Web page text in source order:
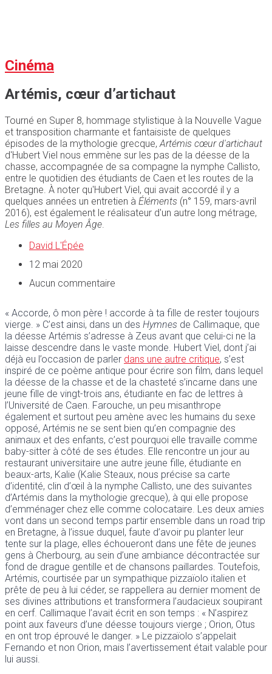
Cinéma
Artémis, cœur d’artichaut
Tourné en Super 8, hommage stylistique à la Nouvelle Vague
et transposition charmante et fantaisiste de quelques
épisodes de la mythologie grecque,Artémis cœur d'artichaut
d'Hubert Viel nous emmène sur les pas de la déesse de la
chasse, accompagnée de sa compagne la nymphe Callisto,
entre le quotidien des étudiants de Caen et les routes de la
Bretagne. À noter qu'Hubert Viel, qui avait accordé il y a
quelques années un entretien à Éléments (n° 159, mars-avril
2016), est également le réalisateur d'un autre long métrage,
Les filles au Moyen Âge.
David L'Épée
12 mai 2020
Aucun commentaire
« Accorde, ô mon père ! accorde à ta fille de rester toujours
vierge. » C’est ainsi, dans un des Hymnes de Callimaque, que
la déesse Artémis s’adresse à Zeus avant que celui-ci ne la
laisse descendre dans le vaste monde. Hubert Viel, dont j’ai
déjà eu l’occasion de parler dans une autre critique, s’est
inspiré de ce poème antique pour écrire son film, dans lequel
la déesse de la chasse et de la chasteté s’incarne dans une
jeune fille de vingt-trois ans, étudiante en fac de lettres à
l’Université de Caen. Farouche, un peu misanthrope
également et surtout peu amène avec les humains du sexe
opposé, Artémis ne se sent bien qu’en compagnie des
animaux et des enfants, c’est pourquoi elle travaille comme
baby-sitter à côté de ses études. Elle rencontre un jour au
restaurant universitaire une autre jeune fille, étudiante en
beaux-arts, Kalie (Kalie Steaux, nous précise sa carte
d’identité, clin d’œil à la nymphe Callisto, une des suivantes
d’Artémis dans la mythologie grecque), à qui elle propose
d’emménager chez elle comme colocataire. Les deux amies
vont dans un second temps partir ensemble dans un road trip
en Bretagne, à l’issue duquel, faute d’avoir pu planter leur
tente sur la plage, elles échoueront dans une fête de jeunes
gens à Cherbourg, au sein d’une ambiance décontractée sur
fond de drague gentille et de chansons paillardes. Toutefois,
Artémis, courtisée par un sympathique pizzaïolo italien et
prête de peu à lui céder, se rappellera au dernier moment de
ses divines attributions et transformera l’audacieux soupirant
en cerf. Callimaque l’avait écrit en son temps : « N’aspirez
point aux faveurs d’une déesse toujours vierge ; Orion, Otus
en ont trop éprouvé le danger. » Le pizzaïolo s’appelait
Fernando et non Orion, mais l’avertissement était valable pour
lui aussi.